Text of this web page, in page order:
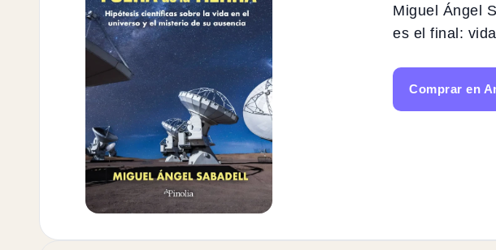
Miguel Ángel
es el final:
Comprar en